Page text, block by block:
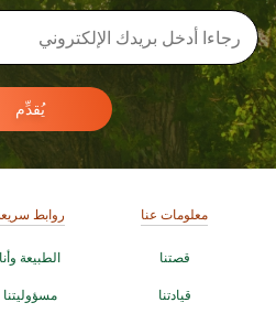
يُقدِّم
معلومات عنا
قصتنا
قيادتنا
روابط
الطبيعة وأنا
مسؤوليتنا